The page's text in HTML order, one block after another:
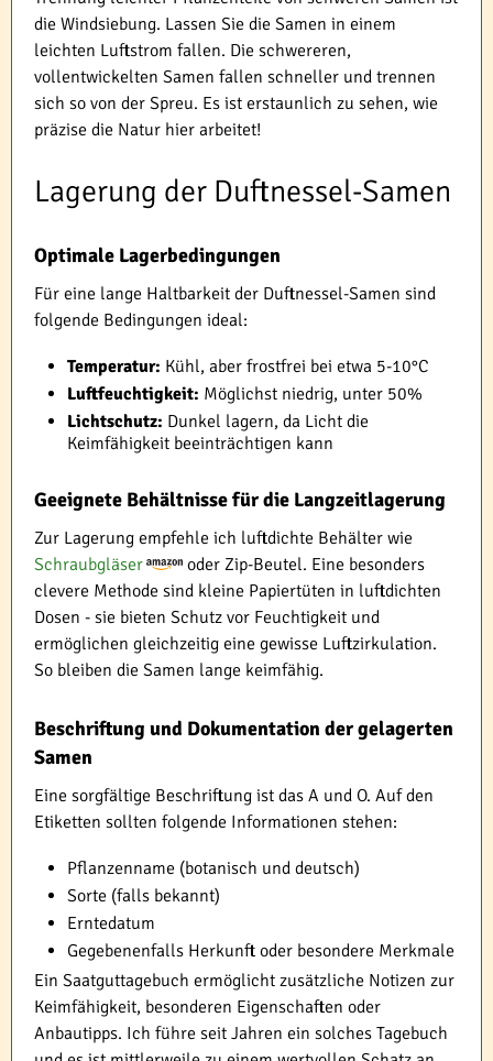
die Windsiebung. Lassen Sie die Samen in einem
leichten Luftstrom fallen. Die schwereren,
vollentwickelten Samen fallen schneller und trennen
sich so von der Spreu. Es ist erstaunlich zu sehen, wie
präzise die Natur hier arbeitet!
Lagerung der Duftnessel-Samen
Optimale Lagerbedingungen
Für eine lange Haltbarkeit der Duftnessel-Samen sind
folgende Bedingungen ideal:
Temperatur: Kühl, aber frostfrei bei etwa 5-10°C
Luftfeuchtigkeit: Möglichst niedrig, unter 50%
Lichtschutz: Dunkel lagern, da Licht die
Keimfähigkeit beeinträchtigen kann
Geeignete Behältnisse für die Langzeitlagerung
Zur Lagerung empfehle ich luftdichte Behälter wie
Schraubgläser
oder Zip-Beutel. Eine besonders
clevere Methode sind kleine Papiertüten in luftdichten
Dosen - sie bieten Schutz vor Feuchtigkeit und
ermöglichen gleichzeitig eine gewisse Luftzirkulation.
So bleiben die Samen lange keimfähig.
Beschriftung und Dokumentation der gelagerten
Samen
Eine sorgfältige Beschriftung ist das A und O. Auf den
Etiketten sollten folgende Informationen stehen:
Pflanzenname (botanisch und deutsch)
Sorte (falls bekannt)
Erntedatum
Gegebenenfalls Herkunft oder besondere Merkmale
Ein Saatguttagebuch ermöglicht zusätzliche Notizen zur
Keimfähigkeit, besonderen Eigenschaften oder
Anbautipps. Ich führe seit Jahren ein solches Tagebuch